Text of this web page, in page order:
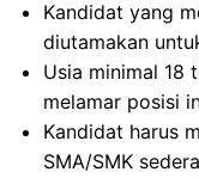
Kandidat yang
diutamakan
Usia minimal 18
melamar posisi
Kandidat harus
SMA/SMK